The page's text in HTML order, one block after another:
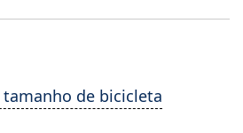
tamanho de bicicleta